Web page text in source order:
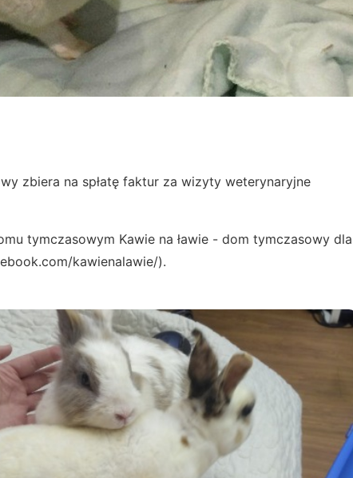
zbiera na spłatę faktur za wizyty weterynaryjne
tymczasowym Kawie na ławie - dom tymczasowy dla
kawienalawie/).